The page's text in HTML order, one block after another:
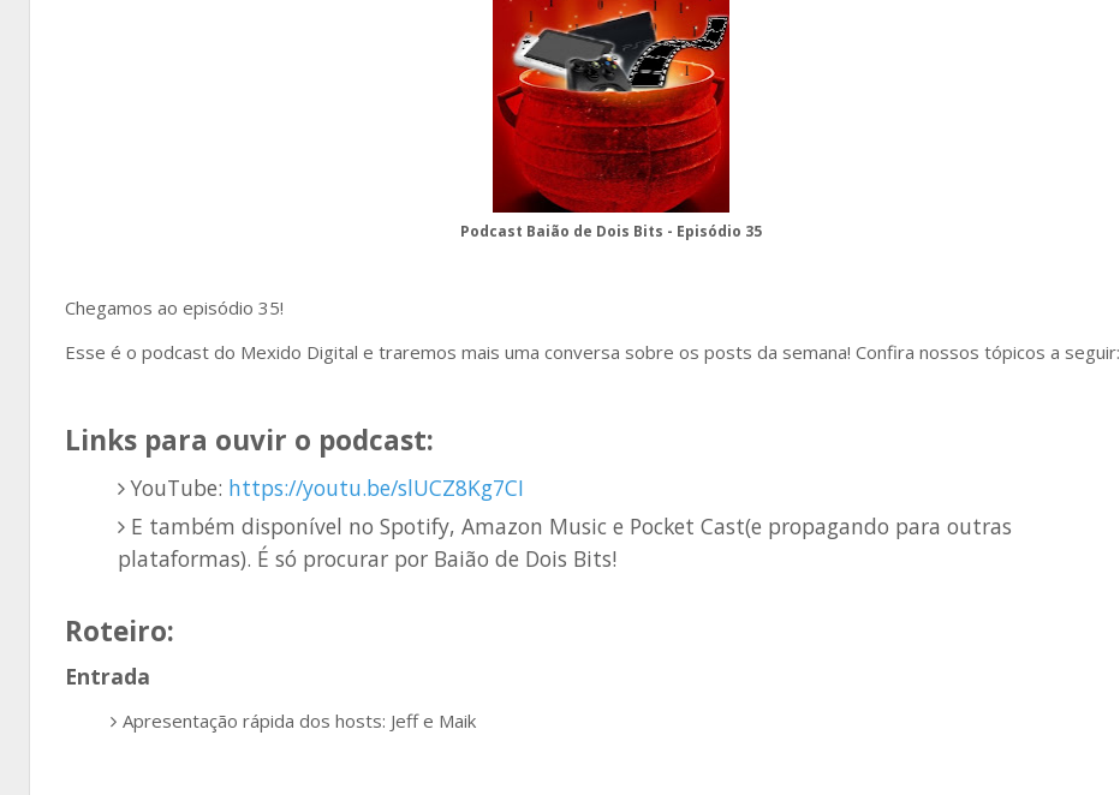
Podcast Baião de Dois Bits - Episódio 35
Chegamos ao episódio 35!
Esse é o podcast do Mexido Digital e traremos mais uma conversa sobre os posts da semana! Confira nossos tópicos a seguir:
Links para ouvir o podcast:
YouTube: https://youtu.be/slUCZ8Kg7CI
E também disponível no Spotify, Amazon Music e Pocket Cast(e propagando para outras
plataformas). É só procurar por Baião de Dois Bits!
Roteiro:
Entrada
Apresentação rápida dos hosts: Jeff e Maik